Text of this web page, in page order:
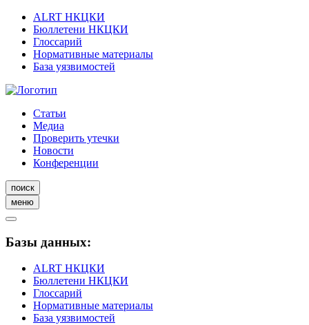
ALRT НКЦКИ
Бюллетени НКЦКИ
Глоссарий
Нормативные материалы
База уязвимостей
Статьи
Медиа
Проверить утечки
Новости
Конференции
поиск
меню
Базы данных:
ALRT НКЦКИ
Бюллетени НКЦКИ
Глоссарий
Нормативные материалы
База уязвимостей